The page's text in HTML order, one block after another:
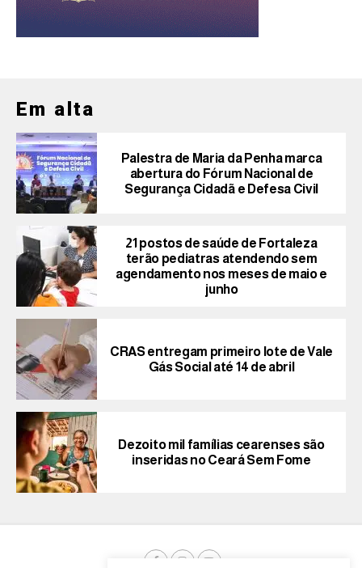
Em alta
Palestra de Maria da Penha marca
abertura do Fórum Nacional de
Segurança Cidadã e Defesa Civil
21 postos de saúde de Fortaleza
terão pediatras atendendo sem
agendamento nos meses de maio e
junho
CRAS entregam primeiro lote de Vale
Gás Social até 14 de abril
Dezoito mil famílias cearenses são
inseridas no Ceará Sem Fome